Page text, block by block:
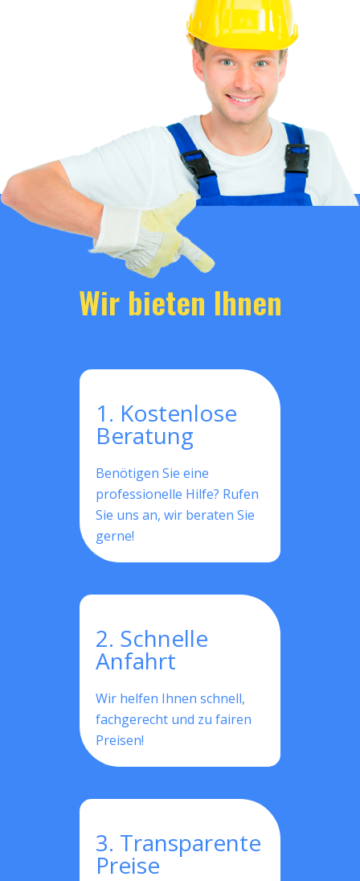
Wir bieten Ihnen
1. Kostenlose
Beratung
Benötigen Sie eine
professionelle Hilfe? Rufen
Sie uns an, wir beraten Sie
gerne!
2. Schnelle
Anfahrt
Wir helfen Ihnen schnell,
fachgerecht und zu fairen
Preisen!
3. Transparente
Preise